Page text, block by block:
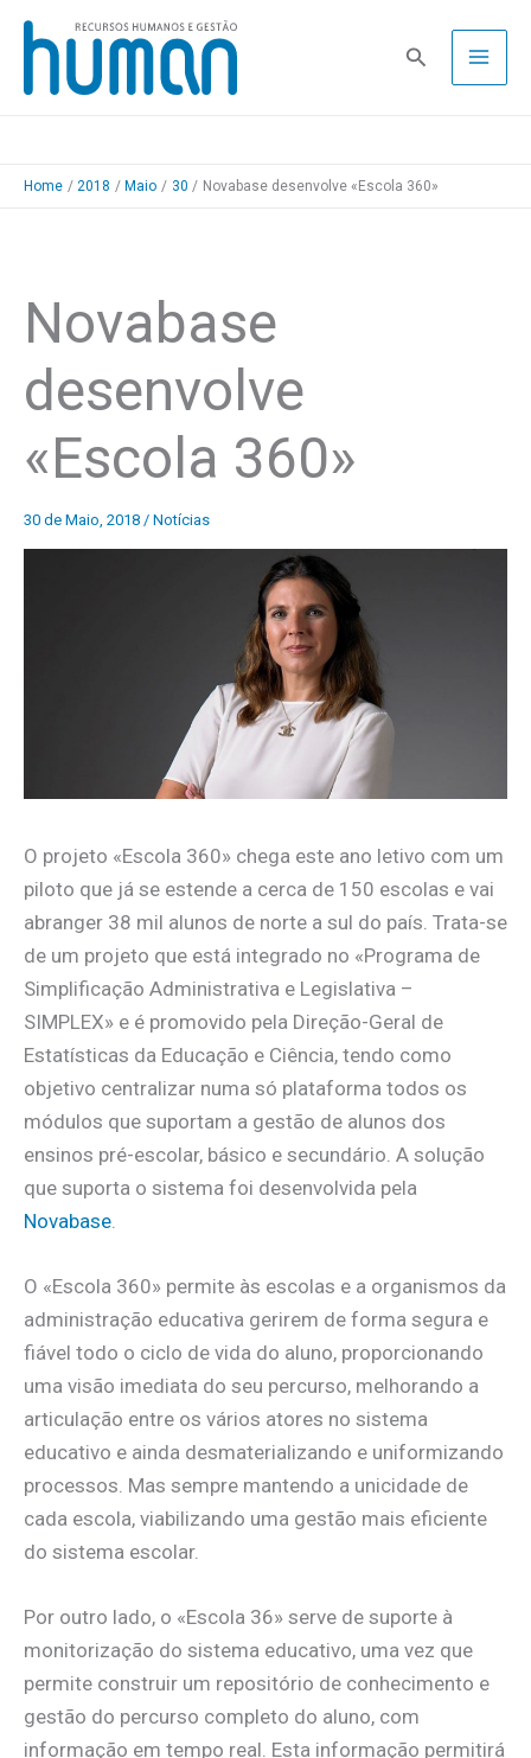
Skip
content
Pesquisa
Home 2018 Maio 30 Novabase desenvolve «Escola 360»
Novabase
desenvolve
«Escola 360»
30 de Maio, 2018 / Notícias
O projeto «Escola 360» chega este ano letivo com um
piloto que já se estende a cerca de 150 escolas e vai
abranger 38 mil alunos de norte a sul do país. Trata-se
de um projeto que está integrado no «Programa de
Simplificação Administrativa e Legislativa –
SIMPLEX» e é promovido pela Direção-Geral de
Estatísticas da Educação e Ciência, tendo como
objetivo centralizar numa só plataforma todos os
módulos que suportam a gestão de alunos dos
ensinos pré-escolar, básico e secundário. A solução
que suporta o sistema foi desenvolvida pela
Novabase
O «Escola 360» permite às escolas e a organismos da
administração educativa gerirem de forma segura e
fiável todo o ciclo de vida do aluno, proporcionando
uma visão imediata do seu percurso, melhorando a
articulação entre os vários atores no sistema
educativo e ainda desmaterializando e uniformizando
processos. Mas sempre mantendo a unicidade de
cada escola, viabilizando uma gestão mais eficiente
do sistema escolar.
Por outro lado, o «Escola 36» serve de suporte à
monitorização do sistema educativo, uma vez que
permite construir um repositório de conhecimento e
gestão do percurso completo do aluno, com
informação em tempo real. Esta informação permitirá